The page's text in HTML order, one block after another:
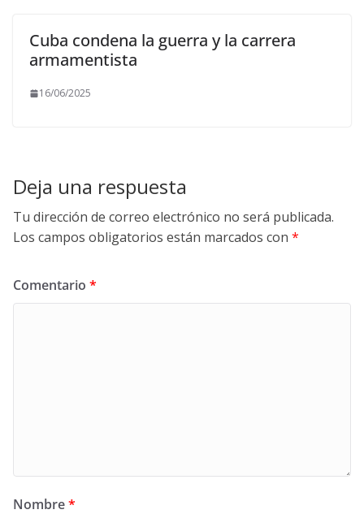
Cuba condena la guerra y la carrera
armamentista
16/06/2025
Deja una respuesta
Tu dirección de correo electrónico no será publicada.
Los campos obligatorios están marcados con *
Comentario *
Nombre*